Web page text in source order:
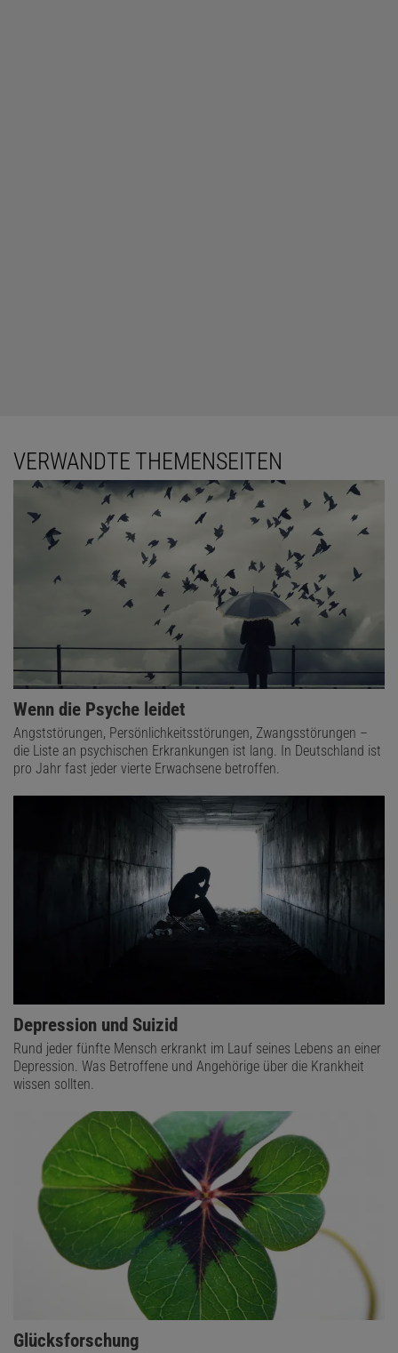
VERWANDTE THEMENSEITEN
Wenn die Psyche leidet
Angststörungen, Persönlichkeitsstörungen, Zwangsstörungen –
die Liste an psychischen Erkrankungen ist lang. In Deutschland ist
pro Jahr fast jeder vierte Erwachsene betroffen.
Depression und Suizid
Rund jeder fünfte Mensch erkrankt im Lauf seines Lebens an einer
Depression. Was Betroffene und Angehörige über die Krankheit
wissen sollten.
Glücksforschung